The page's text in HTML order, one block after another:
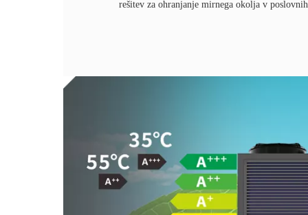
rešitev za ohranjanje mirnega okolja v